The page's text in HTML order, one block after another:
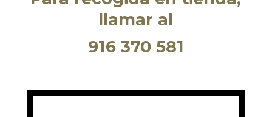
llamar al
916 370 581